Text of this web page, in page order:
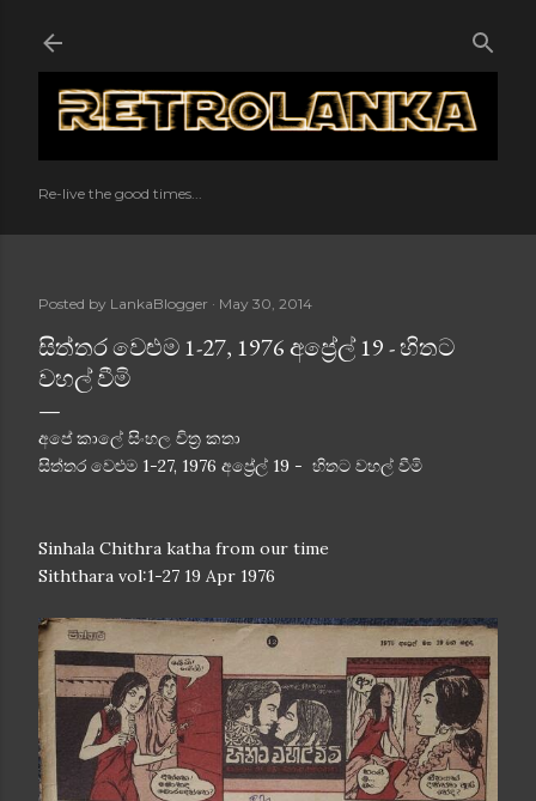
Re-live the good times...
Posted by LankaBlogger May 30, 2014
සිත්තර වෙළුම 1-27, 1976 අප්‍රේල් 19 - හිතට
වහල් වීමි
අපේ කාලේ සිංහල චිත්‍ර කතා
සිත්තර වෙළුම 1-27, 1976 අප්‍රේල් 19 - හිතට වහල් වීමි
Sinhala Chithra katha from our time
Siththara vol:1-27 19 Apr 1976